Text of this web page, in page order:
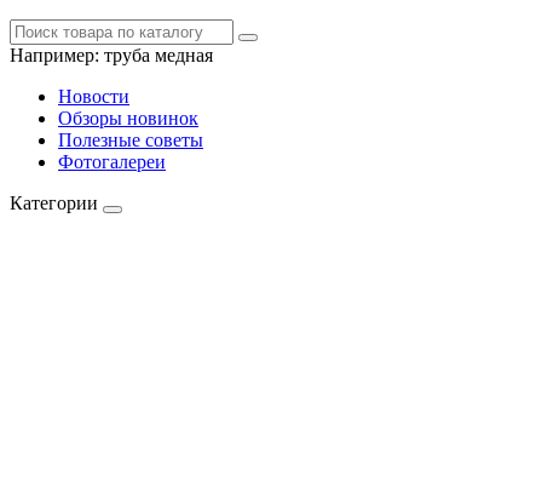
Например: труба медная
Новости
Обзоры новинок
Полезные советы
Фотогалереи
Категории